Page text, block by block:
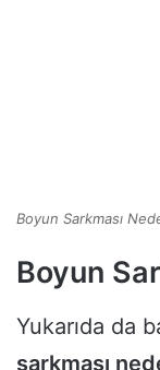
Boyun Sarkması
Boyun
Yukarıda da
sarkması